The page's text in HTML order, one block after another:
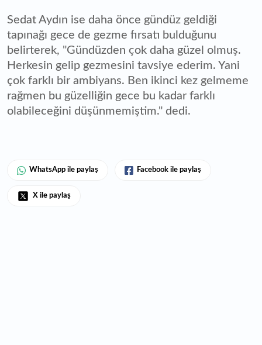
Sedat Aydın ise daha önce gündüz geldiği
tapınağı gece de gezme fırsatı bulduğunu
belirterek, "Gündüzden çok daha güzel olmuş.
Herkesin gelip gezmesini tavsiye ederim. Yani
çok farklı bir ambiyans. Ben ikinci kez gelmeme
rağmen bu güzelliğin gece bu kadar farklı
olabileceğini düşünmemiştim." dedi.
WhatsApp ile paylaş Facebook ile paylaş
X ile paylaş